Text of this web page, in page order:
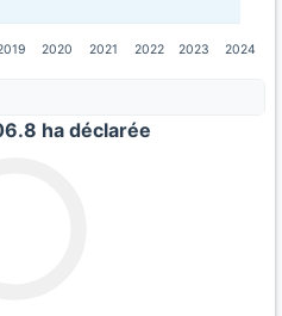
2020 2021 2022 2023 2024
ha déclarée